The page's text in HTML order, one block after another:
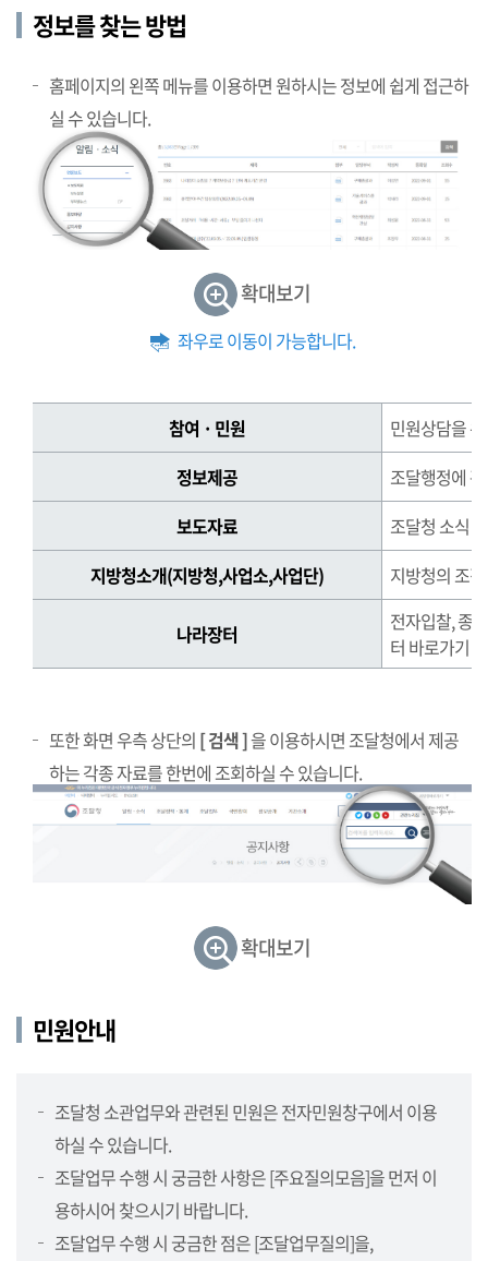
정보를 찾는 방법
홈페이지의 왼쪽 메뉴를 이용하면 원하시는 정보에 쉽게 접근하
실 수 있습니다.
확대보기
좌우로 이동이 가능합니다.
방
정
찾
표
참
공,
보
방
참여 · 민원
민원상담을
정보제공
조달행정에
보도자료
조달청 소식
지방청소개(지방청,사업소,사업단)
지방청의 조
나라장터
전자입찰, 종
터 바로가기
또한 화면 우측 상단의 [ 검색 ]을 이용하시면 조달청에서 제공
하는 각종 자료를 한번에 조회하실 수 있습니다.
확대보기
민원안내
조달청 소관업무와 관련된 민원은 전자민원창구에서 이용
하실 수 있습니다.
조달업무 수행 시 궁금한 사항은 [주요질의모음]을 먼저 이
용하시어 찾으시기 바랍니다.
조달업무 수행 시 궁금한 점은 [조달업무질의]을,